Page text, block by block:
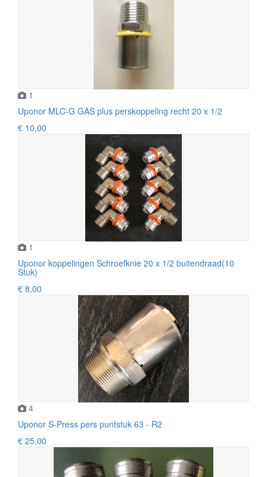
1
Uponor MLC-G GAS plus perskoppeling recht 20 x 1/2
€ 10,00
1
Uponor koppelingen Schroefknie 20 x 1/2 buitendraad(10
Stuk)
€ 8,00
4
Uponor S-Press pers puntstuk 63 - R2
€ 25,00